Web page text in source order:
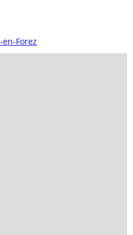
Forez